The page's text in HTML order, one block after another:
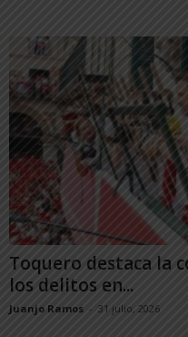
Toquero destaca la
los delitos en...
Juanjo Ramos - 31 julio, 2026